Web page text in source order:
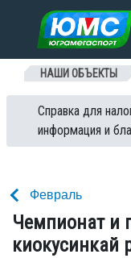
Перейти к
НАШИ ОБЪЕКТЫ
Справка для
информация и
Февраль
Чемпионат и
киокусинкай